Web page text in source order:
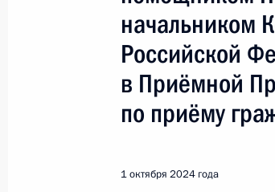
3 октября 2024 года,
Исполнено
видео-конференц-
Российской
начальником
Российской
в Приёмной
по приёму
1 октября 2024 года